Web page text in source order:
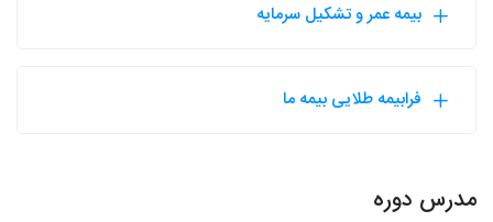
بیمه عمر و تشکیل سرمایه
فرابیمه طلایی بیمه ما
مدرس دوره